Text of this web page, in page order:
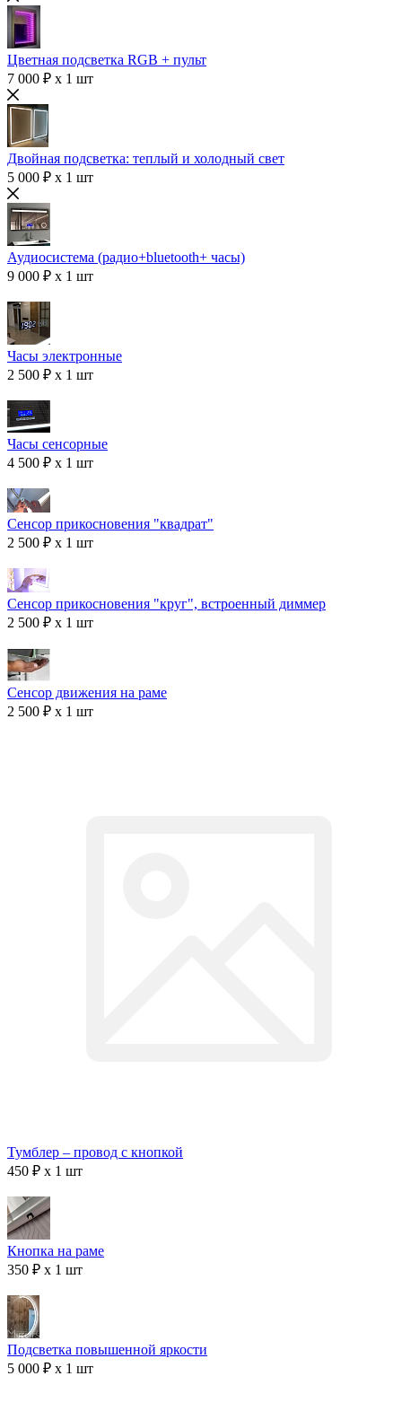
Цветная подсветка RGB + пульт
7 000 ₽ x 1 шт
Двойная подсветка: теплый и холодный свет
5 000 ₽ x 1 шт
Аудиосистема (радио+bluetooth+ часы)
9 000 ₽ x 1 шт
Часы электронные
2 500 ₽ x 1 шт
Часы сенсорные
4 500 ₽ x 1 шт
Сенсор прикосновения "квадрат"
2 500 ₽ x 1 шт
Сенсор прикосновения "круг", встроенный диммер
2 500 ₽ x 1 шт
Сенсор движения на раме
2 500 ₽ x 1 шт
Тумблер – провод с кнопкой
450 ₽ x 1 шт
Кнопка на раме
350 ₽ x 1 шт
Подсветка повышенной яркости
5 000 ₽ x 1 шт